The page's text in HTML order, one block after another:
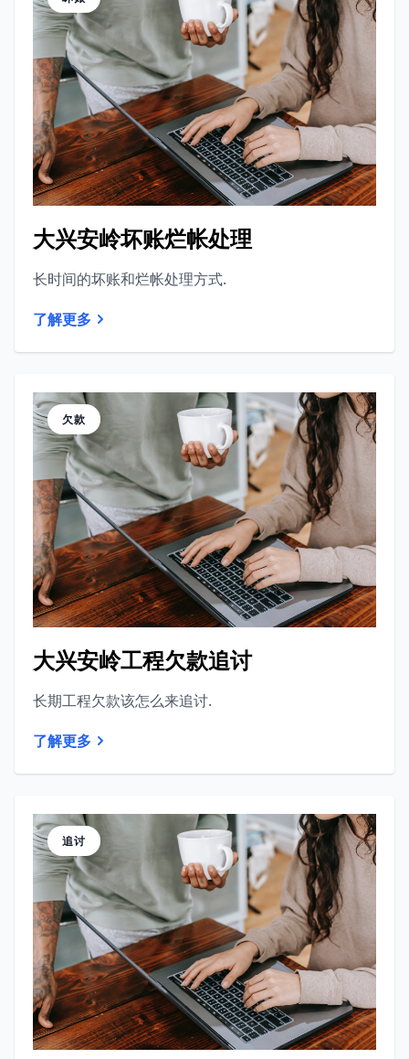
大兴安岭坏账烂帐处理
长时间的坏账和烂帐处理方式.
了解更多
欠款
大兴安岭工程欠款追讨
长期工程欠款该怎么来追讨.
了解更多
追讨